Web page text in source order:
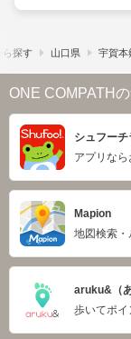
ら探す 山口県 宇賀本
ONE COMPATH
シュフーチ
アプリなら
Mapion
地図検索
aruku&（
歩いてポイ